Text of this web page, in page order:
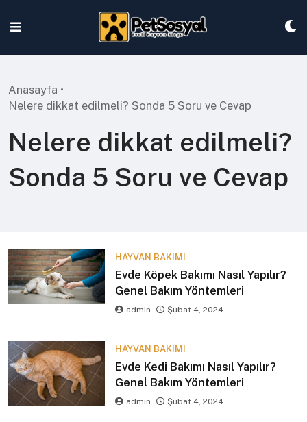
content
Anasayfa •
Nelere dikkat edilmeli? Sonda 5 Soru ve Cevap
Nelere dikkat edilmeli?
Sonda 5 Soru ve Cevap
HAYVAN BAKIMI
Evde Köpek Bakımı Nasıl Yapılır?
Genel Bakım Yöntemleri
admin Şubat 4, 2024
HAYVAN BAKIMI
Evde Kedi Bakımı Nasıl Yapılır?
Genel Bakım Yöntemleri
admin Şubat 4, 2024